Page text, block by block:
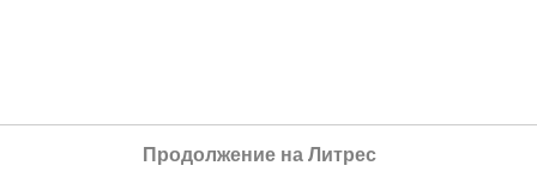
Продолжение на Литрес